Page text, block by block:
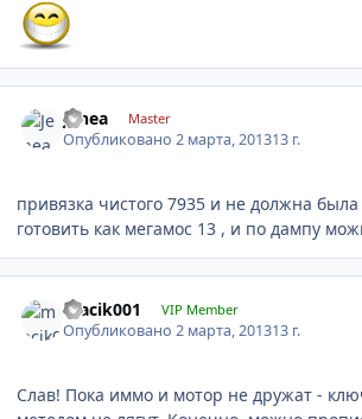
Jenea Master
Опубликовано2 марта, 201313 г.
привязка чистого 7935 и не должна
готовить как мегамос 13 , и по дампу
macik001 VIP Member
Опубликовано2 марта, 201313 г.
Слав! Пока иммо и мотор не дружат -